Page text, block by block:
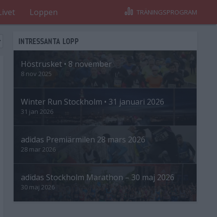
Loppen TRÄNINGSPROGRAM
INTRESSANTA LOPP
Höstrusket • 8 november
8 nov 2025
Winter Run Stockholm • 31 januari 2026
31 jan 2026
adidas Premiärmilen 28 mars 2026
28 mar 2026
adidas Stockholm Marathon – 30 maj 2026
30 maj 2026